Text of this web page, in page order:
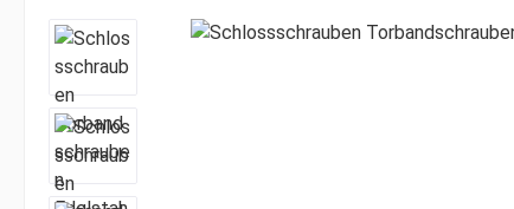
Bildergalerie überspringen